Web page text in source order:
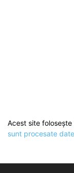
Acest site
sunt procesate